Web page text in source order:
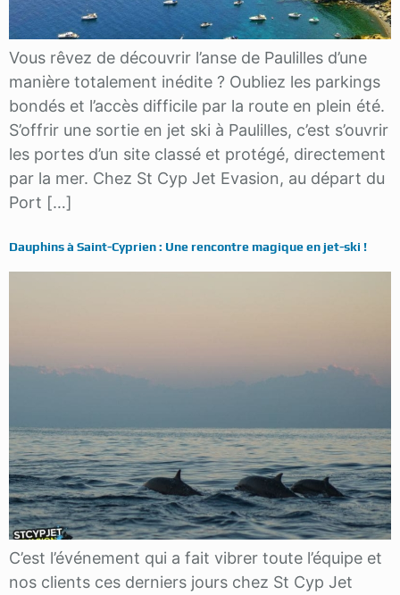
Vous rêvez de découvrir l’anse de Paulilles d’une
manière totalement inédite ? Oubliez les parkings
bondés et l’accès difficile par la route en plein été.
S’offrir une sortie en jet ski à Paulilles, c’est s’ouvrir
les portes d’un site classé et protégé, directement
par la mer. Chez St Cyp Jet Evasion, au départ du
Port […]
Dauphins à Saint-Cyprien : Une rencontre magique en jet-ski !
C’est l’événement qui a fait vibrer toute l’équipe et
nos clients ces derniers jours chez St Cyp Jet